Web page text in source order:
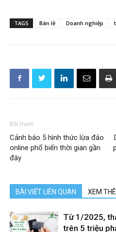
TAGS Bán lẻ Doanh nghiệp
Bài trước
Cảnh báo 5 hình thức lừa đảo
online phổ biến thời gian gần
đây
BÀI VIẾT LIÊN QUAN XEM
Từ 1/2025,
trên 5 triệu